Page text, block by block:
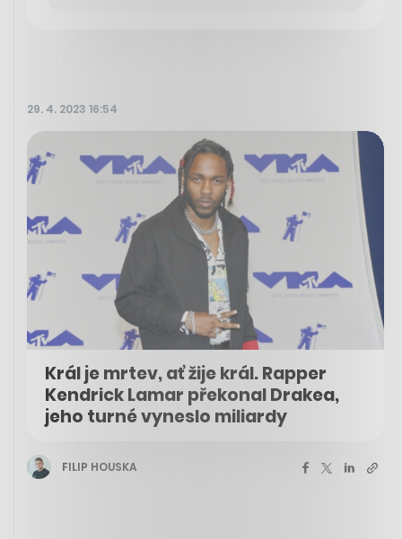
29. 4. 2023 16:54
Král je mrtev, ať žije král. Rapper
Kendrick Lamar překonal Drakea,
jeho turné vyneslo miliardy
FILIP HOUSKA